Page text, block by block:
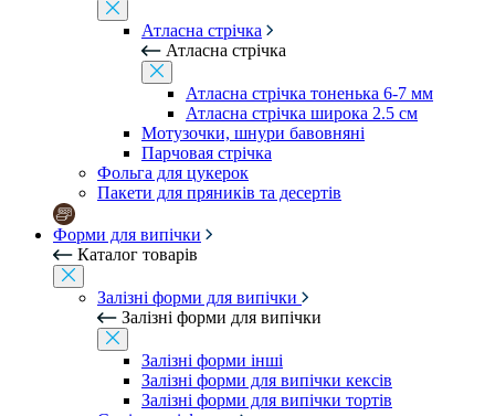
Атласна стрічка
Атласна стрічка
Атласна стрічка тоненька 6-7 мм
Атласна стрічка широка 2.5 см
Мотузочки, шнури бавовняні
Парчовая стрічка
Фольга для цукерок
Пакети для пряників та десертів
Форми для випічки
Каталог товарів
Залізні форми для випічки
Залізні форми для випічки
Залізні форми інші
Залізні форми для випічки кексів
Залізні форми для випічки тортів